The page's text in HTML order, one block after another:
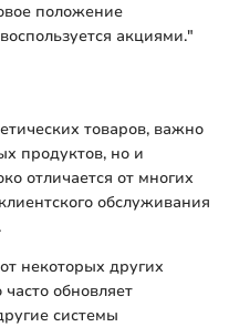
положение
акциями."
товаров, важно
продуктов, но и
отличается от многих
обслуживания
некоторых других
обновляет
системы